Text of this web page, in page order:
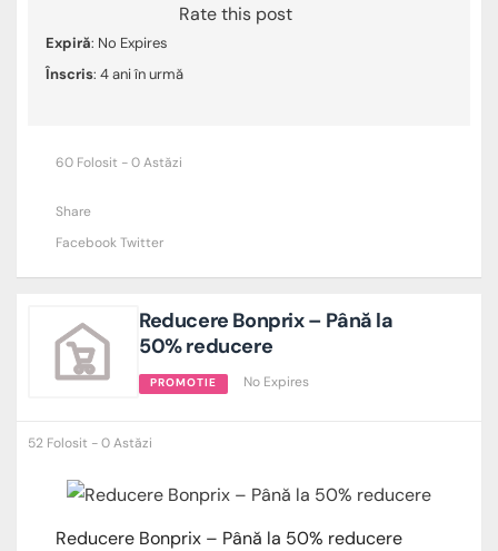
Rate this post
Expiră: No Expires
Înscris: 4 ani în urmă
60 Folosit - 0 Astăzi
Share
FacebookTwitter
Reducere Bonprix – Până la
50% reducere
PROMOTIE No Expires
52 Folosit - 0 Astăzi
Reducere Bonprix – Până la 50% reducere